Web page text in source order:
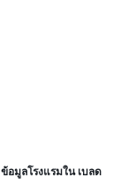
ข้อมูลโรงแรมใน เบลด